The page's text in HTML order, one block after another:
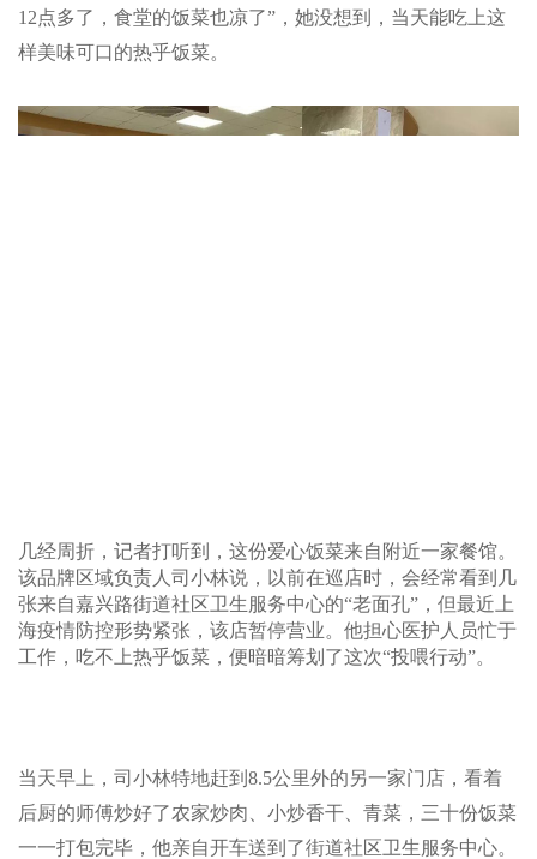
12点多了，食堂的饭菜也凉了”，她没想到，当天能吃上这
样美味可口的热乎饭菜。
几经周折，记者打听到，这份爱心饭菜来自附近一家餐馆。
该品牌区域负责人司小林说，以前在巡店时，会经常看到几
张来自嘉兴路街道社区卫生服务中心的“老面孔”，但最近上
海疫情防控形势紧张，该店暂停营业。他担心医护人员忙于
工作，吃不上热乎饭菜，便暗暗筹划了这次“投喂行动”。
当天早上，司小林特地赶到8.5公里外的另一家门店，看着
后厨的师傅炒好了农家炒肉、小炒香干、青菜，三十份饭菜
一一打包完毕，他亲自开车送到了街道社区卫生服务中心。